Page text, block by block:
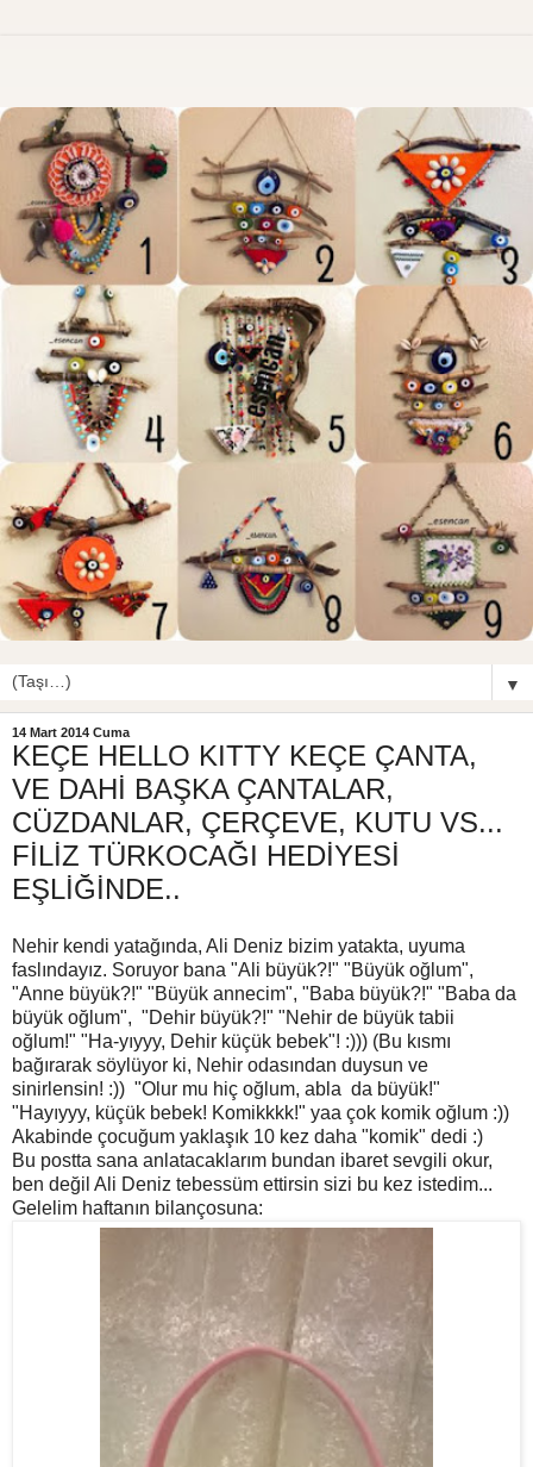
▼
14 Mart 2014 Cuma
KEÇE HELLO KITTY KEÇE ÇANTA,
VE DAHİ BAŞKA ÇANTALAR,
CÜZDANLAR, ÇERÇEVE, KUTU VS...
FİLİZ TÜRKOCAĞI HEDİYESİ
EŞLİĞİNDE..
Nehir kendi yatağında, Ali Deniz bizim yatakta, uyuma
faslındayız. Soruyor bana "Ali büyük?!" "Büyük oğlum",
"Anne büyük?!" "Büyük annecim", "Baba büyük?!" "Baba da
büyük oğlum", "Dehir büyük?!" "Nehir de büyük tabii
oğlum!" "Ha-yıyyy, Dehir küçük bebek"! :))) (Bu kısmı
bağırarak söylüyor ki, Nehir odasından duysun ve
sinirlensin! :)) "Olur mu hiç oğlum, abla da büyük!"
"Hayıyyy, küçük bebek! Komikkkk!" yaa çok komik oğlum :))
Akabinde çocuğum yaklaşık 10 kez daha "komik" dedi :)
Bu postta sana anlatacaklarım bundan ibaret sevgili okur,
ben değil Ali Deniz tebessüm ettirsin sizi bu kez istedim...
Gelelim haftanın bilançosuna: